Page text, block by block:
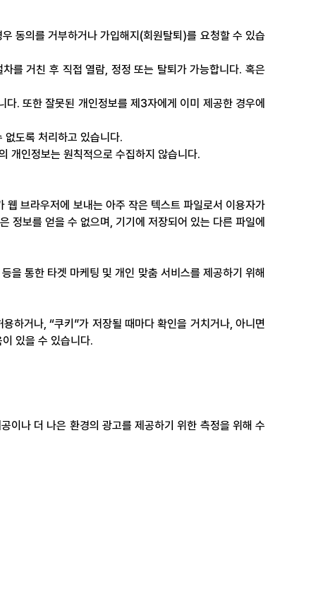
동의를 거부하거나 가입해지(회원탈퇴)를 요청할 수 있습
를 거친 후 직접 열람, 정정 또는 탈퇴가 가능합니다. 혹은
. 또한 잘못된 개인정보를 제3자에게 이미 제공한 경우에
도록 처리하고 있습니다.
개인정보는 원칙적으로 수집하지 않습니다.
웹 브라우저에 보내는 아주 작은 텍스트 파일로서 이용자가
정보를 얻을 수 없으며, 기기에 저장되어 있는 다른 파일에
을 통한 타겟 마케팅 및 개인 맞춤 서비스를 제공하기 위해
하거나, “쿠키”가 저장될 때마다 확인을 거치거나, 아니면
있을 수 있습니다.
나 더 나은 환경의 광고를 제공하기 위한 측정을 위해 수